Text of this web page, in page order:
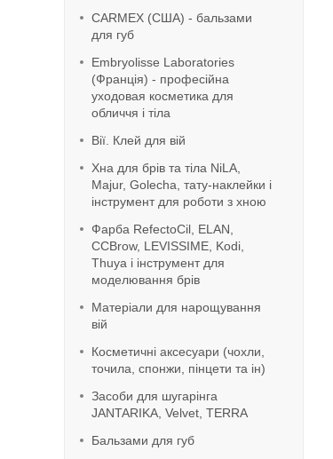
CARMEX (США) - бальзами
для губ
Embryolisse Laboratories
(Франція) - професійна
уходовая косметика для
обличчя і тіла
Вії. Клей для вій
Хна для брів та тіла NiLA,
Majur, Golecha, тату-наклейки і
інструмент для роботи з хною
Фарба RefeсtoCil, ELAN,
CCBrow, LEVISSIME, Kodi,
Thuya і інструмент для
моделювання брів
Матеріали для нарощування
вій
Косметичні аксесуари (чохли,
точила, спонжи, пінцети та ін)
Засоби для шугарінга
JANTARIKA, Velvet, TERRA
Бальзами для губ